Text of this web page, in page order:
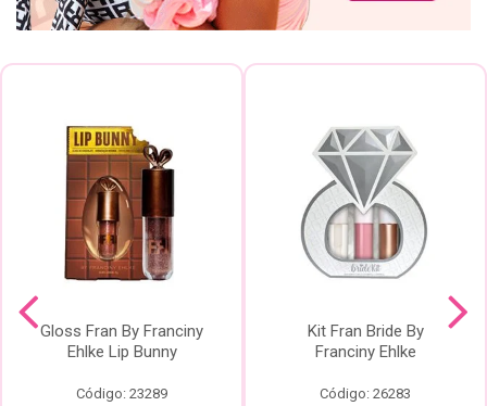
Gloss Fran By Franciny
Ehlke Lip Bunny
Código: 23289
Kit Fran Bride By
Franciny Ehlke
Código: 26283